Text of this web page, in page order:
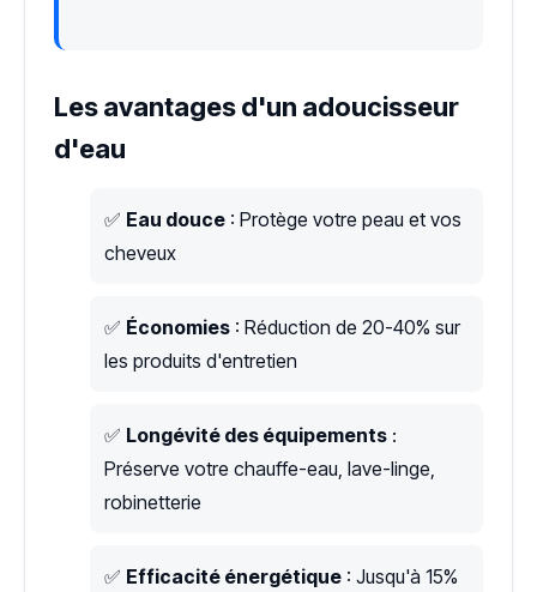
Les avantages d'un adoucisseur
d'eau
✅ Eau douce : Protège votre peau et vos
cheveux
✅ Économies : Réduction de 20-40% sur
les produits d'entretien
✅ Longévité des équipements :
Préserve votre chauffe-eau, lave-linge,
robinetterie
✅ Efficacité énergétique : Jusqu'à 15%